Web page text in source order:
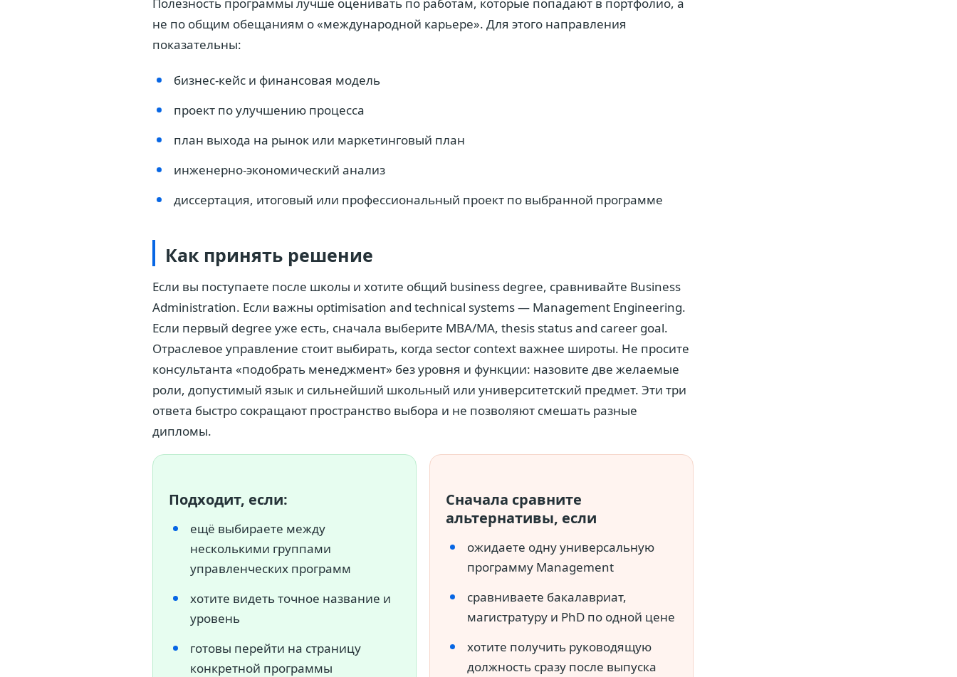
не по общим обещаниям о «международной карьере». Для этого направления
показательны:
бизнес-кейс и финансовая модель
проект по улучшению процесса
план выхода на рынок или маркетинговый план
инженерно-экономический анализ
диссертация, итоговый или профессиональный проект по выбранной программе
Как принять решение
Если вы поступаете после школы и хотите общий business degree, сравнивайте Business
Administration. Если важны optimisation and technical systems — Management Engineering.
Если первый degree уже есть, сначала выберите MBA/MA, thesis status and career goal.
Отраслевое управление стоит выбирать, когда sector context важнее широты. Не просите
консультанта «подобрать менеджмент» без уровня и функции: назовите две желаемые
роли, допустимый язык и сильнейший школьный или университетский предмет. Эти три
ответа быстро сокращают пространство выбора и не позволяют смешать разные
дипломы.
Подходит, если:
ещё выбираете между
несколькими группами
управленческих программ
хотите видеть точное название и
уровень
готовы перейти на страницу
конкретной программы
Сначала сравните
альтернативы, если
ожидаете одну универсальную
программу Management
сравниваете бакалавриат,
магистратуру и PhD по одной цене
хотите получить руководящую
должность сразу после выпуска